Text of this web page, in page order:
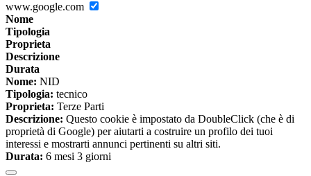
www.google.com
Nome
Tipologia
Proprieta
Descrizione
Durata
Nome: NID
Tipologia: tecnico
Proprieta: Terze Parti
Descrizione: Questo cookie è impostato da DoubleClick (che è di
proprietà di Google) per aiutarti a costruire un profilo dei tuoi
interessi e mostrarti annunci pertinenti su altri siti.
Durata: 6 mesi 3 giorni